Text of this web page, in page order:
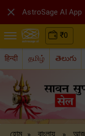
₹0
हिन्दी தமிழ் తెలుగు
হোম বাংলায়
 AstroSage AI App